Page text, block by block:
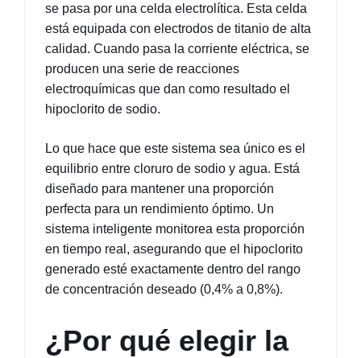
se pasa por una celda electrolítica. Esta celda
está equipada con electrodos de titanio de alta
calidad. Cuando pasa la corriente eléctrica, se
producen una serie de reacciones
electroquímicas que dan como resultado el
hipoclorito de sodio.
Lo que hace que este sistema sea único es el
equilibrio entre cloruro de sodio y agua. Está
diseñado para mantener una proporción
perfecta para un rendimiento óptimo. Un
sistema inteligente monitorea esta proporción
en tiempo real, asegurando que el hipoclorito
generado esté exactamente dentro del rango
de concentración deseado (0,4% a 0,8%).
¿Por qué elegir la